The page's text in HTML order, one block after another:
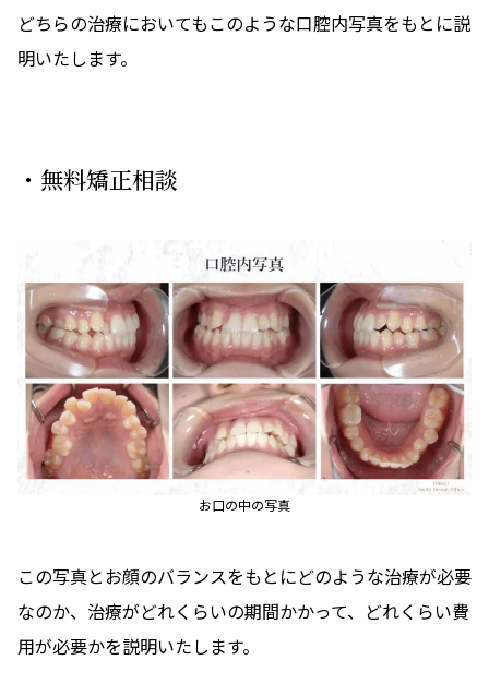
どちらの治療においてもこのような口腔内写真をもとに説
明いたします。
・無料矯正相談
お口の中の写真
この写真とお顔のバランスをもとにどのような治療が必要
なのか、治療がどれくらいの期間かかって、どれくらい費
用が必要かを説明いたします。